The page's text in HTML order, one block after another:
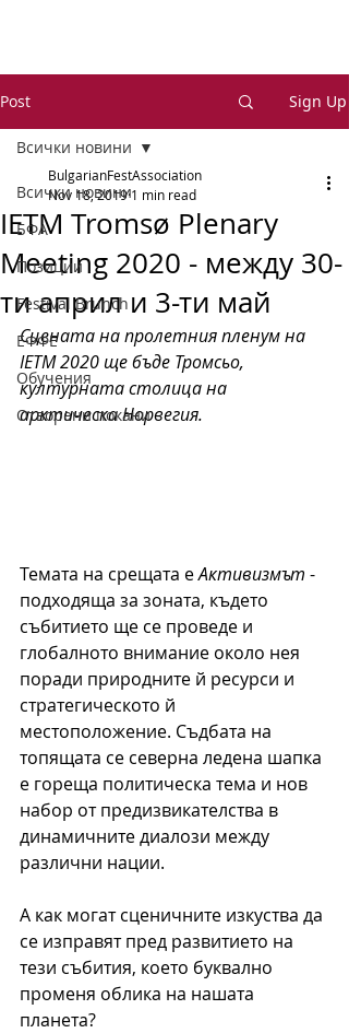
Post Sign Up
Всички новини
БФА
Позиции
Festival Brunch
ЕФФЕ
Обучения
Отворени покани
Всички новини
IETM Tromsø Plenary
Meeting 2020 - между 30-
ти април и 3-ти май
BulgarianFestAssociation
Nov 18, 2019 1 min read
Сцената на пролетния пленум на
IETM 2020 ще бъде Тромсьо,
културната столица на
арктическа Норвегия.
Темата на срещата е Активизмът -
подходяща за зоната, където
събитието ще се проведе и
глобалното внимание около нея
поради природните й ресурси и
стратегическото й
местоположение. Съдбата на
топящата се северна ледена шапка
е гореща политическа тема и нов
набор от предизвикателства в
динамичните диалози между
различни нации.
А как могат сценичните изкуства да
се изправят пред развитието на
тези събития, което буквално
променя облика на нашата
планета?